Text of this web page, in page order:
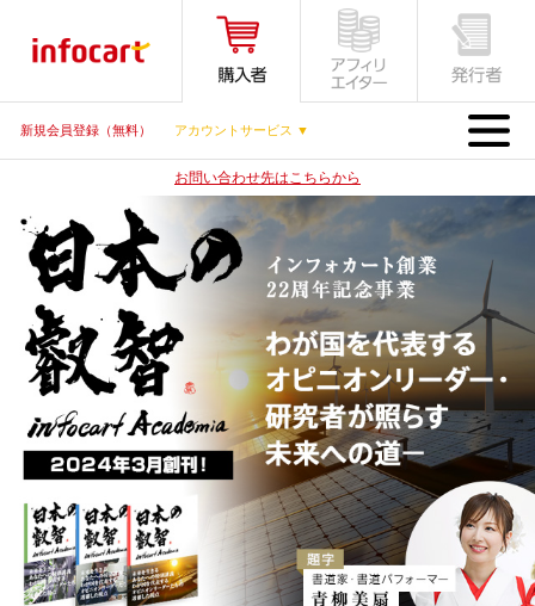
新規会員登録（無料） アカウントサービス ▼ MENU
お問い合わせ先はこちらから